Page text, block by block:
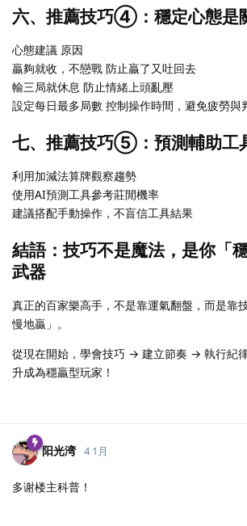
六、推薦技巧④：穩定心態是
心態建議 原因
贏夠就收，不戀戰 防止贏了又吐回去
輸三局就休息 防止情緒上頭亂壓
設定每日最多局數 控制操作時間，避免疲勞與
七、推薦技巧⑤：預測輔助工
利用加減法算牌觀察趨勢
使用AI預測工具參考莊閒機率
建議搭配手動操作，不盲信工具結果
結語：技巧不是魔法，是你「
武器
真正的百家樂高手，不是靠運氣翻盤，而是靠
慢地贏」。
從現在開始，學會技巧 → 建立節奏 → 執行紀
升成為穩贏型玩家！
阳光湾 4 1月
多谢楼主科普！